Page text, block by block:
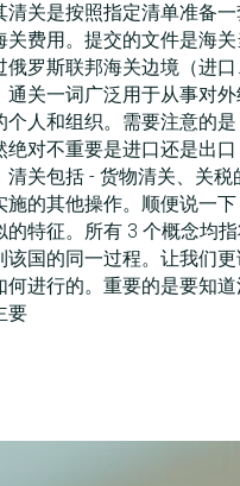
清关是按照指定清单准备
关费用。提交的文件是海
罗斯联邦海关边境（进口
通关一词广泛用于从事对
个人和组织。需要注意的
绝对不重要是进口还是出
清关包括 - 货物清关、关税
施的其他操作。顺便说一
的特征。所有 3 个概念均
该国的同一过程。让我们
何进行的。重要的是要知
要